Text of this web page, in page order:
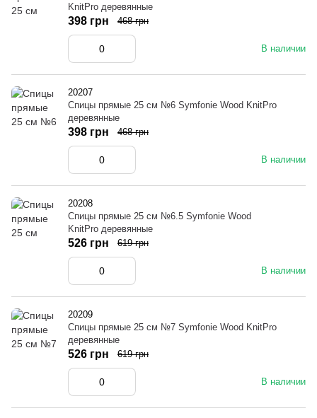
KnitPro деревянные
В наличии
398 грн 468 грн
20207
Спицы прямые 25 см №6 Symfonie Wood KnitPro
деревянные
В наличии
398 грн 468 грн
20208
Спицы прямые 25 см №6.5 Symfonie Wood
KnitPro деревянные
В наличии
526 грн 619 грн
20209
Спицы прямые 25 см №7 Symfonie Wood KnitPro
деревянные
В наличии
526 грн 619 грн